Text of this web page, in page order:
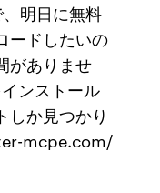
明日に無料
ードしたいの
がありませ
ンストール
しか見つかり
mcpe.com/